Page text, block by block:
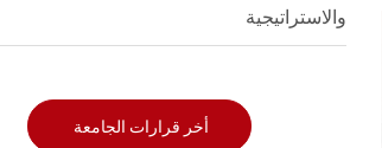
والاستراتيجية
أخر قرارات الجامعة